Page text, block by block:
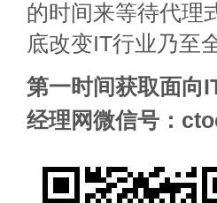
的时间来等待代理
底改变IT行业乃至
第一时间获取面向
经理网微信号：